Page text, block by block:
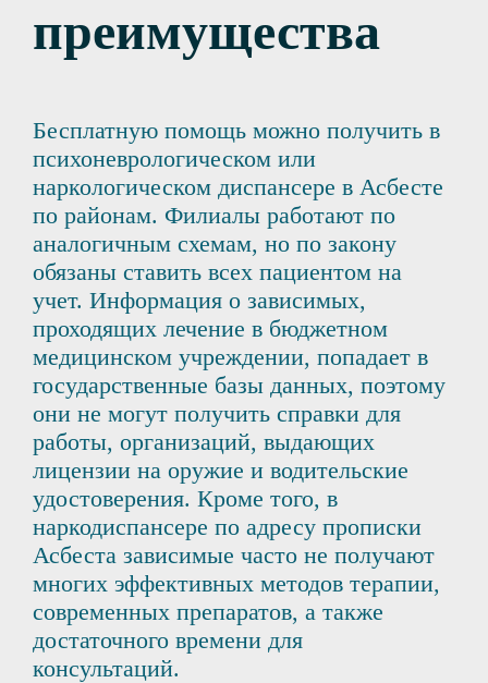
преимущества
Бесплатную помощь можно получить в
психоневрологическом или
наркологическом диспансере в Асбесте
по районам. Филиалы работают по
аналогичным схемам, но по закону
обязаны ставить всех пациентом на
учет. Информация о зависимых,
проходящих лечение в бюджетном
медицинском учреждении, попадает в
государственные базы данных, поэтому
они не могут получить справки для
работы, организаций, выдающих
лицензии на оружие и водительские
удостоверения. Кроме того, в
наркодиспансере по адресу прописки
Асбеста зависимые часто не получают
многих эффективных методов терапии,
современных препаратов, а также
достаточного времени для
консультаций.